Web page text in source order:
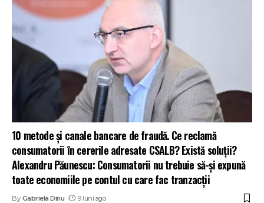
10 metode și canale bancare de fraudă. Ce reclamă
consumatorii în cererile adresate CSALB? Există soluții?
Alexandru Păunescu: Consumatorii nu trebuie să-și expună
toate economiile pe contul cu care fac tranzacții
By Gabriela Dinu 9 luni ago